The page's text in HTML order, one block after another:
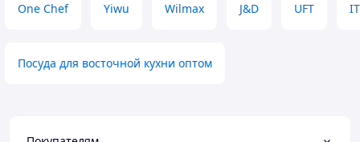
One Chef Yiwu Wilmax J&D UFT
Посуда для восточной кухни оптом